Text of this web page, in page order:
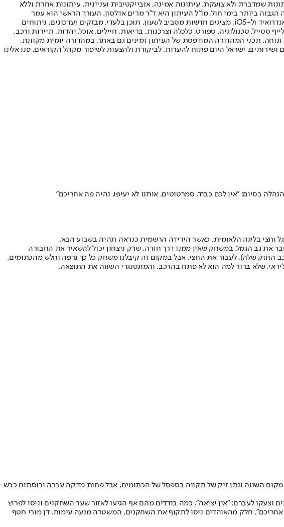
שמדברת ולא צועקת. עיתונות אמינה, אובייקטיבית ועניינית. עיתונות אחרת וללא
לעיתון הישראלי בעל שיעור החשיפה הגבוה ביותר בימי חול. מו"ל העיתון היא ד"ר מרים אדלסון. העורך הראשי הוא עמר
לחמנוביץ, והעורך המייסד הוא עמוס רגב. אתרי האינטרנט של "ישראל היום" בעברית ובאנגלית, כמו כן היישומונים (אפליקציות) לאנדרואיד ול-iOS, מציגים חדשות מסביב לשעון, תוכן בלעדי, מבזקים ועדכונים, ניתוחים
סטייל, טכנולוגיה, ספורט, כלכלה וצרכנות, בריאות, חיילים, אוכל, יהדות, תיירות ורכב.
ונוחה. תכני המהדורה המודפסת של העיתון זמינים גם באתר, במהדורה יומית מקוונת,
ישראל היום פתוח להערות, לביקורת ולהצעות לשיפור מקהל הקוראים. פנו אלינו
גב הגמל. במשחק שאין ממנו דרך חזרה, שרק ניצחון יכול להשאיר את החבורה
החזק שלה), לעבור את החצי, אבל במקום זה קיבלנו משחק כל כך נרפה וחלש מהכתומים.
שלא ברור למה הוא לא פתח בהרכב, והמונטנגרי השווה את התוצאה.
מקום השווה ונתן זיק של תקווה בספסל של הכתומים, אבל פחות מדקה עברה ורוסתום כבש
לעברם: "אין יציאה". כמה בודדים מהם אף הגיעו לאזור שער השחקנים וניסו לפרוץ
אחריכם". חלק מהאוהדים ניסו לתקוף את השחקנים, המשטרה מנעה עימות. דן מורי חטף